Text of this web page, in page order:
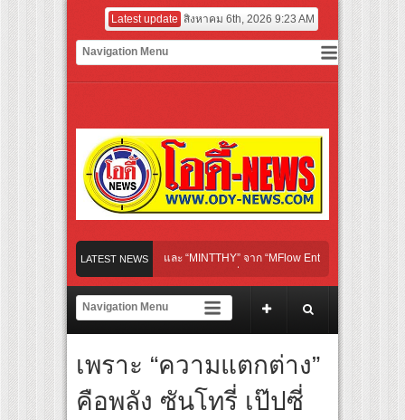
Latest update สิงหาคม 6th, 2026 9:23 AM
LATEST NEWS
นชื่อดังจากเกาหลี และ “MINTTHY” จาก “MFlow Entertainment” เฉลิมฉลอง
เชื่อมคัลเจอร์เกาหลี-ไทย ผ่านแฟชั่น ความงาม ดนตรี การแสดง และศิลปะ เข้าด้วยกัน
งกับภูตผีกุ๊กกู๋” เผยโปสเตอร์และตัวอย่างแรก ก่อนฉาย 24 กันยายนนี้
DAYS™ 2026 เทศกาลโมโตไลฟ์สไตล์ที่นักขี่ทั่วเอเชียรอคอย
วน คุณแม่ลูก 2 รถเมล์ คะนึงนิจ พร้อม “น้องคิด” – “น้องนิจ” ร่วมเติมเต็มความสุข อิ่มอ
Amsterdam 2026 ประกาศศักดาพลังประเทศไทยสู่สายตาชาวโลก
เพราะ “ความแตกต่าง”
คือพลัง ซันโทรี่ เป๊ปซี่